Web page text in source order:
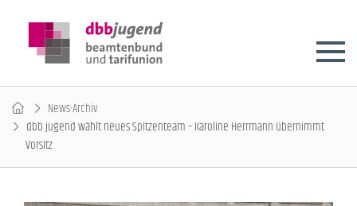
News-Archiv
dbb jugend wählt neues Spitzenteam – Karoline Herrmann übernimmt
Vorsitz